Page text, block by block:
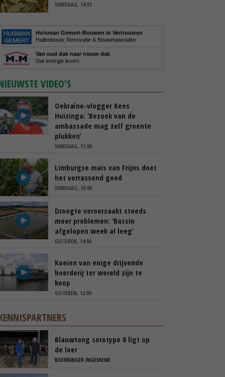
VANDAAG, 14:01
Huisman Gemert-Bouwen in Vertrouwen
Hallenbouw, Renovatie & Bouwmaterialen
Van oud dak naar nieuw dak
Dat energie levert.
VIDEO'S
Oekraïne-vlogger Kees
Huizinga: ‘Bezoek van de
ambassade mag zelf groente
plukken’
VANDAAG, 12:00
Limburgse mais van Frijns doet
het verrassend goed
VANDAAG, 10:00
Droogte veroorzaakt steeds
meer problemen: ‘Bassin
afgelopen week al leeg’
GISTEREN, 14:06
Koeien van enige drijvende
boerderij ter wereld zijn te
koop
GISTEREN, 12:00
Blauwtong serotype 8 ligt op
de loer
BOEHRINGER INGELHEIM